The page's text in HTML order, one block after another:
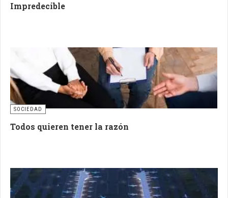
Impredecible
SOCIEDAD
Todos quieren tener la razón